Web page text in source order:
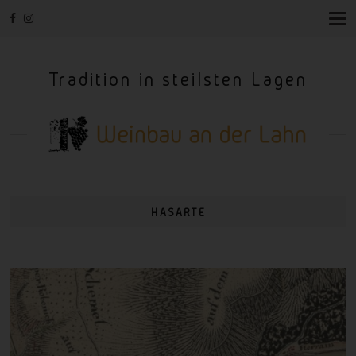
T
Tradition in steilsten Lagen
HASARTE